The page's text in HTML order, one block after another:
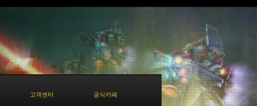
고객센터 공식카페